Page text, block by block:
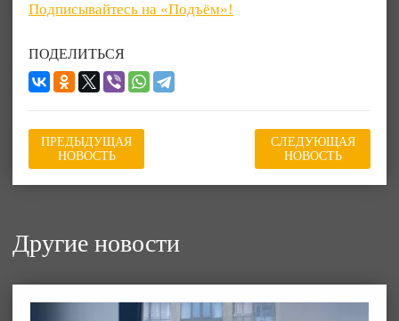
Подписывайтесь на «Подъём»!
ПОДЕЛИТЬСЯ
ПРЕДЫДУЩАЯ
НОВОСТЬ
СЛЕДУЮЩАЯ
НОВОСТЬ
Другие новости